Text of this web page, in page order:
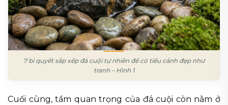
7 bí quyết sắp xếp đá cuội tự nhiên để có tiểu cảnh đẹp như
tranh – Hình 1
Cuối cùng, tầm quan trọng của đá cuội còn nằm ở